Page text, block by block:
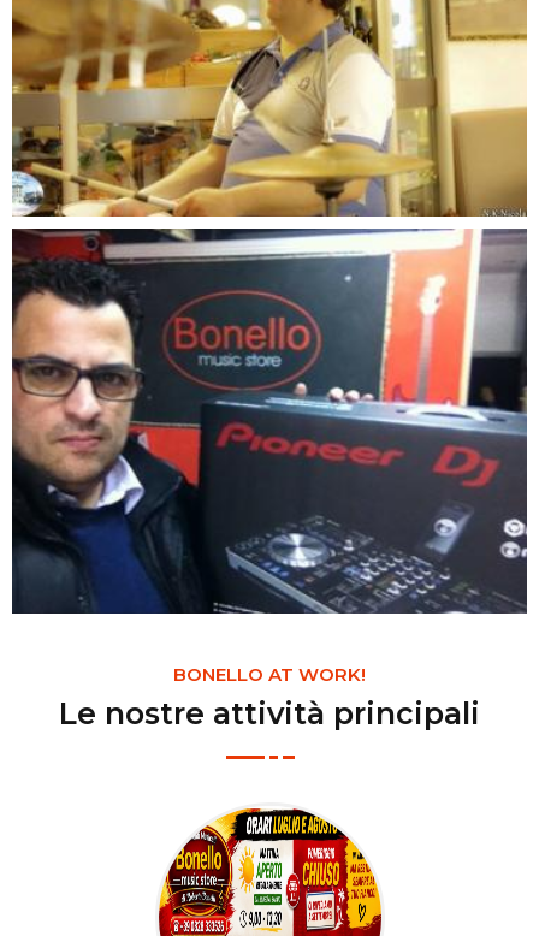
BONELLO AT WORK!
Le nostre attività principali